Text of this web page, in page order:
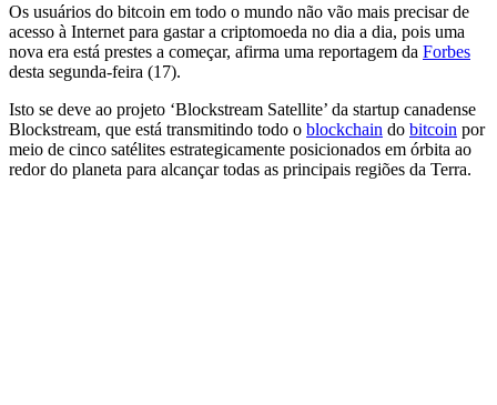
Os usuários do bitcoin em todo o mundo não vão mais precisar de
acesso à Internet para gastar a criptomoeda no dia a dia, pois uma
nova era está prestes a começar, afirma uma reportagem da Forbes
desta segunda-feira (17).
Isto se deve ao projeto ‘Blockstream Satellite’ da startup canadense
Blockstream, que está transmitindo todo o blockchain do bitcoin por
meio de cinco satélites estrategicamente posicionados em órbita ao
redor do planeta para alcançar todas as principais regiões da Terra.